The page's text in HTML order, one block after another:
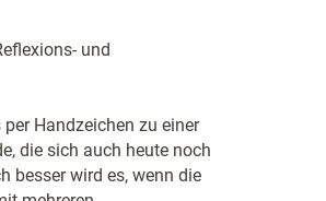
und
Handzeichen zu einer
die sich auch heute noch
besser wird es, wenn die